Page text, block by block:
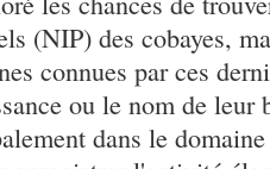
(NIP) des cobayes,
connues par ces
ou le nom de
dans le